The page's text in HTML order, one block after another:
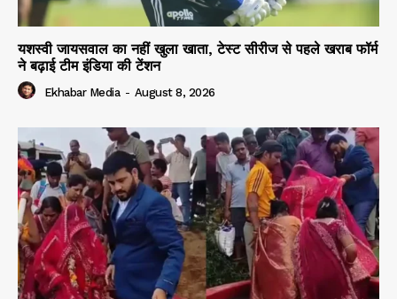
यशस्वी जायसवाल का नहीं खुला खाता, टेस्ट सीरीज से पहले खराब फॉर्म
ने बढ़ाई टीम इंडिया की टेंशन
Ekhabar Media - August 8, 2026